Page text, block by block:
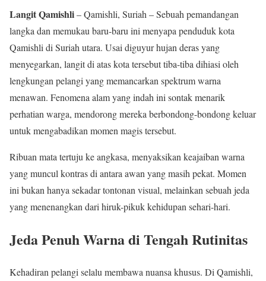
Langit Qamishli– Qamishli, Suriah – Sebuah pemandangan
langka dan memukau baru-baru ini menyapa penduduk kota
Qamishli di Suriah utara. Usai diguyur hujan deras yang
menyegarkan, langit di atas kota tersebut tiba-tiba dihiasi oleh
lengkungan pelangi yang memancarkan spektrum warna
menawan. Fenomena alam yang indah ini sontak menarik
perhatian warga, mendorong mereka berbondong-bondong keluar
untuk mengabadikan momen magis tersebut.
Ribuan mata tertuju ke angkasa, menyaksikan keajaiban warna
yang muncul kontras di antara awan yang masih pekat. Momen
ini bukan hanya sekadar tontonan visual, melainkan sebuah jeda
yang menenangkan dari hiruk-pikuk kehidupan sehari-hari.
Jeda Penuh Warna di Tengah Rutinitas
Kehadiran pelangi selalu membawa nuansa khusus. Di Qamishli,